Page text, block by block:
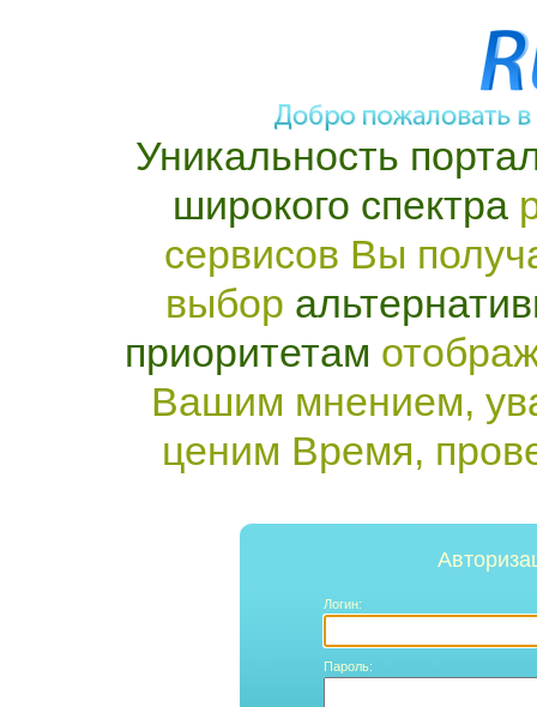
Уникальность
широкого спектра
сервисов Вы
выбор
приоритетам
Вашим мнением,
ценим Время,
Логин:
Пароль: